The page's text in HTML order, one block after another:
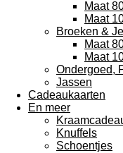
Maat
Maat
Broeken &
Maat
Maat
Ondergoed,
Jassen
Cadeaukaarten
En meer
Knuffels
Schoentjes